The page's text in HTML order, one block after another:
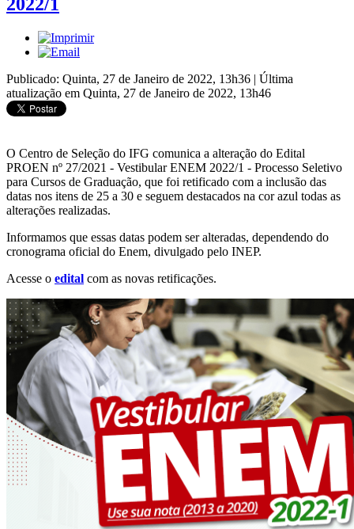
Publicado: Quinta, 27 de Janeiro de 2022, 13h36 | Última
atualização em Quinta, 27 de Janeiro de 2022, 13h46
O Centro de Seleção do IFG comunica a alteração do Edital
PROEN nº 27/2021 - Vestibular ENEM 2022/1 - Processo Seletivo
para Cursos de Graduação, que foi retificado com a inclusão das
datas nos itens de 25 a 30 e seguem destacados na cor azul todas as
alterações realizadas.
Informamos que essas datas podem ser alteradas, dependendo do
cronograma oficial do Enem, divulgado pelo INEP.
Acesse o edital com as novas retificações.